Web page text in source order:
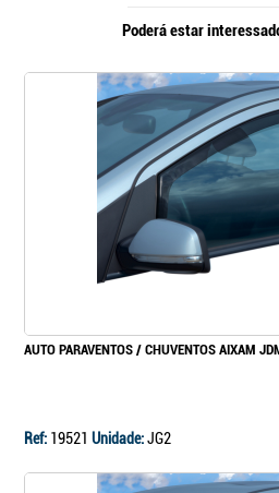
Poderá estar
AUTO PARAVENTOS / CHUVENTOS AIXAM
Ref: 19521 Unidade:JG2